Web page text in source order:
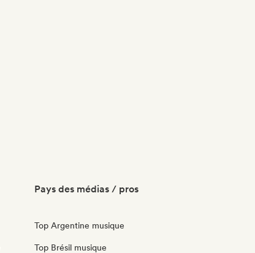
Pays des médias / pros
Top Argentine musique
Top Brésil musique